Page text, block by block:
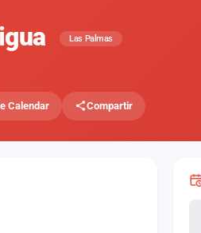
Las Palmas
Calendar Compartir